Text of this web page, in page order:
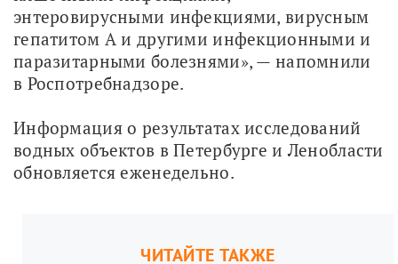
энтеровирусными инфекциями, вирусным
гепатитом А и другими инфекционными и
паразитарными болезнями», — напомнили
в Роспотребнадзоре.
Информация о результатах исследований
водных объектов в Петербурге и Ленобласти
обновляется еженедельно.
ЧИТАЙТЕ ТАКЖЕ